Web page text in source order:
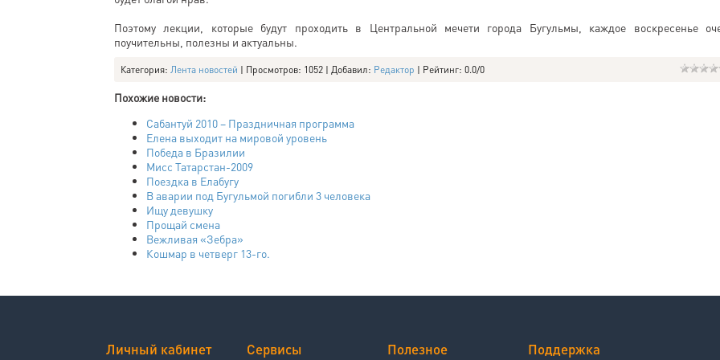
Поэтому лекции, которые будут проходить в Центральной мечети города Бугульмы, каждое воскресенье
поучительны, полезны и актуальны.
Категория: Лента новостей | Просмотров: 1052 | Добавил: Редактор | Рейтинг: 0.0/0
Похожие новости:
Сабантуй 2010 – Праздничная программа
Елена выходит на мировой уровень
Победа в Бразилии
Мисс Татарстан-2009
Поездка в Елабугу
В аварии под Бугульмой погибли 3 человека
Ищу девушку
Прощай смена
Вежливая «Зебра»
Кошмар в четверг 13-го.
Личный кабинет Сервисы Полезное Поддержка